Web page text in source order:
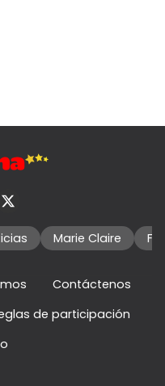
Marie Claire
Contáctenos
de participación